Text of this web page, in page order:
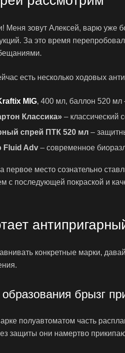
Меня зовут Алексей, варю уже
За это время
есть несколько ходовых
MIG, 400 мл, баллон 520 мл
Классика» – классический
спрей ПТК 520 мл –
Fluid Adv – современное
первое место сознательно
с последующей покраской и
конкретные марки,
брызг
полуавтоматом часть
защиты они намертво